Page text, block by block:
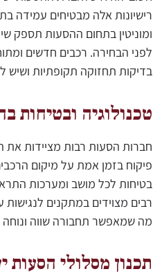
רישיונות אלה מבטיחים עמידה
ומוניטין בתחום ההסעות תספק
לפני הבחירה. רכבים חדשים
בדיקות תחזוקה תקופתיות
טכנולוגיה ובטיחות
חברות הסעות רבות מציידות את
פיקוח בזמן אמת על מיקום
בטיחות לכל מושב ומערכות
רבים מצוידים במתקנים לנגישות
מה שמאפשר תחבורה שווה ונוחה
תכנון מסלולי הסעות